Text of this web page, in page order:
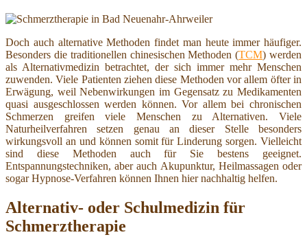
Doch auch alternative Methoden findet man heute immer häufiger.
Besonders die traditionellen chinesischen Methoden (TCM) werden
als Alternativmedizin betrachtet, der sich immer mehr Menschen
zuwenden. Viele Patienten ziehen diese Methoden vor allem öfter in
Erwägung, weil Nebenwirkungen im Gegensatz zu Medikamenten
quasi ausgeschlossen werden können. Vor allem bei chronischen
Schmerzen greifen viele Menschen zu Alternativen. Viele
Naturheilverfahren setzen genau an dieser Stelle besonders
wirkungsvoll an und können somit für Linderung sorgen. Vielleicht
sind diese Methoden auch für Sie bestens geeignet.
Entspannungstechniken, aber auch Akupunktur, Heilmassagen oder
sogar Hypnose-Verfahren können Ihnen hier nachhaltig helfen.
Alternativ- oder Schulmedizin für
Schmerztherapie